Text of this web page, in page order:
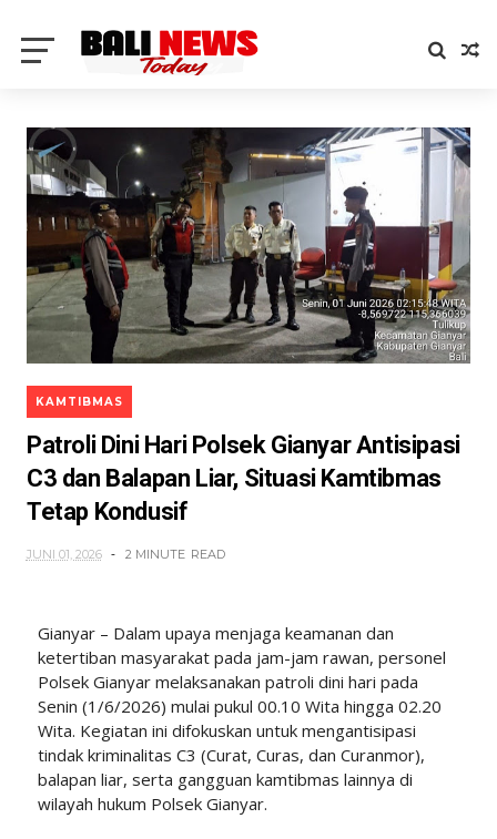
KAMTIBMAS
Patroli Dini Hari Polsek Gianyar Antisipasi
C3 dan Balapan Liar, Situasi Kamtibmas
Tetap Kondusif
JUNI 01, 2026 2 MINUTE READ
Gianyar – Dalam upaya menjaga keamanan dan
ketertiban masyarakat pada jam-jam rawan, personel
Polsek Gianyar melaksanakan patroli dini hari pada
Senin (1/6/2026) mulai pukul 00.10 Wita hingga 02.20
Wita. Kegiatan ini difokuskan untuk mengantisipasi
tindak kriminalitas C3 (Curat, Curas, dan Curanmor),
balapan liar, serta gangguan kamtibmas lainnya di
wilayah hukum Polsek Gianyar.